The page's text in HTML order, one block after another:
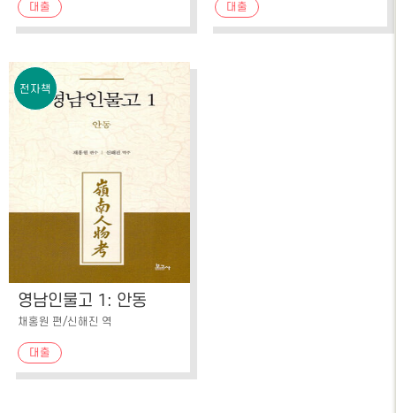
대출 대출
전자책
영남인물고 1: 안동
채홍원 편/신해진 역
대출